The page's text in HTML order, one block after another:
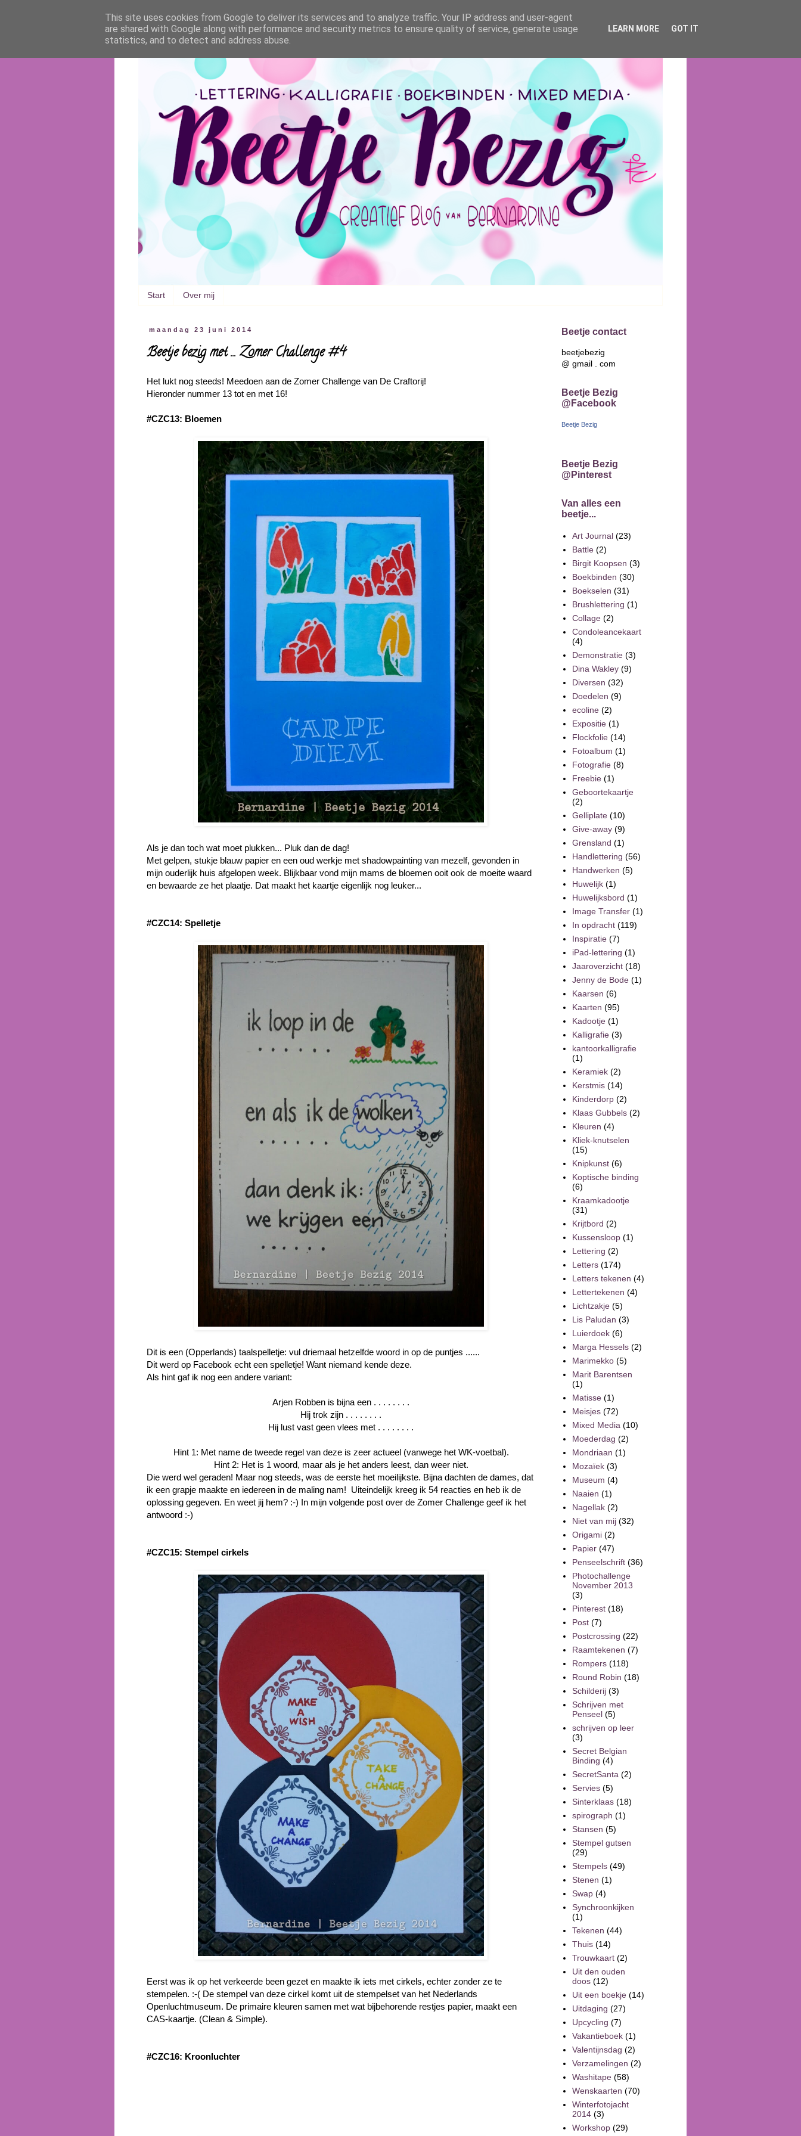
Start Over mij
maandag 23 juni 2014
Beetje bezig met ... Zomer Challenge #4
Het lukt nog steeds! Meedoen aan de Zomer Challenge van De Craftorij!
Hieronder nummer 13 tot en met 16!
#CZC13: Bloemen
Als je dan toch wat moet plukken... Pluk dan de dag!
Met gelpen, stukje blauw papier en een oud werkje met shadowpainting van mezelf, gevonden in
mijn ouderlijk huis afgelopen week. Blijkbaar vond mijn mams de bloemen ooit ook de moeite waard
en bewaarde ze het plaatje. Dat maakt het kaartje eigenlijk nog leuker...
#CZC14: Spelletje
Dit is een (Opperlands) taalspelletje: vul driemaal hetzelfde woord in op de puntjes ......
Dit werd op Facebook echt een spelletje! Want niemand kende deze.
Als hint gaf ik nog een andere variant:
Arjen Robben is bijna een . . . . . . . .
Hij trok zijn . . . . . . . .
Hij lust vast geen vlees met . . . . . . . .
Hint 1: Met name de tweede regel van deze is zeer actueel (vanwege het WK-voetbal).
Hint 2: Het is 1 woord, maar als je het anders leest, dan weer niet.
Die werd wel geraden! Maar nog steeds, was de eerste het moeilijkste. Bijna dachten de dames, dat
ik een grapje maakte en iedereen in de maling nam! Uiteindelijk kreeg ik 54 reacties en heb ik de
oplossing gegeven. En weet jij hem? :-) In mijn volgende post over de Zomer Challenge geef ik het
antwoord :-)
#CZC15: Stempel cirkels
Eerst was ik op het verkeerde been gezet en maakte ik iets met cirkels, echter zonder ze te
stempelen. :-( De stempel van deze cirkel komt uit de stempelset van het Nederlands
Openluchtmuseum. De primaire kleuren samen met wat bijbehorende restjes papier, maakt een
CAS-kaartje. (Clean & Simple).
#CZC16: Kroonluchter
Beetje contact
beetjebezig
@ gmail . com
Beetje Bezig
@Facebook
Beetje Bezig
Beetje Bezig
@Pinterest
Van alles een
beetje...
Art Journal (23)
Battle (2)
Birgit Koopsen (3)
Boekbinden (30)
Boekselen (31)
Brushlettering (1)
Collage (2)
Condoleancekaart
(4)
Demonstratie (3)
Dina Wakley (9)
Diversen (32)
Doedelen (9)
ecoline (2)
Expositie (1)
Flockfolie (14)
Fotoalbum (1)
Fotografie (8)
Freebie (1)
Geboortekaartje
(2)
Gelliplate (10)
Give-away (9)
Grensland (1)
Handlettering (56)
Handwerken (5)
Huwelijk (1)
Huwelijksbord (1)
Image Transfer (1)
In opdracht (119)
Inspiratie (7)
iPad-lettering (1)
Jaaroverzicht (18)
Jenny de Bode (1)
Kaarsen (6)
Kaarten (95)
Kadootje (1)
Kalligrafie (3)
kantoorkalligrafie
(1)
Keramiek (2)
Kerstmis (14)
Kinderdorp (2)
Klaas Gubbels (2)
Kleuren (4)
Kliek-knutselen
(15)
Knipkunst (6)
Koptische binding
(6)
Kraamkadootje
(31)
Krijtbord (2)
Kussensloop (1)
Lettering (2)
Letters (174)
Letters tekenen (4)
Lettertekenen (4)
Lichtzakje (5)
Lis Paludan (3)
Luierdoek (6)
Marga Hessels (2)
Marimekko (5)
Marit Barentsen
(1)
Matisse (1)
Meisjes (72)
Mixed Media (10)
Moederdag (2)
Mondriaan (1)
Mozaïek (3)
Museum (4)
Naaien (1)
Nagellak (2)
Niet van mij (32)
Origami (2)
Papier (47)
Penseelschrift (36)
Photochallenge
November 2013
(3)
Pinterest (18)
Post (7)
Postcrossing (22)
Raamtekenen (7)
Rompers (118)
Round Robin (18)
Schilderij (3)
Schrijven met
Penseel (5)
schrijven op leer
(3)
Secret Belgian
Binding (4)
SecretSanta (2)
Servies (5)
Sinterklaas (18)
spirograph (1)
Stansen (5)
Stempel gutsen
(29)
Stempels (49)
Stenen (1)
Swap (4)
Synchroonkijken
(1)
Tekenen (44)
Thuis (14)
Trouwkaart (2)
Uit den ouden
doos (12)
Uit een boekje (14)
Uitdaging (27)
Upcycling (7)
Vakantieboek (1)
Valentijnsdag (2)
Verzamelingen (2)
Washitape (58)
Wenskaarten (70)
Winterfotojacht
2014 (3)
Workshop (29)
This site uses cookies from Google to deliver its services and to analyze traffic. Your IP address and user-agent
are shared with Google along with performance and security metrics to ensure quality of service, generate usage
statistics, and to detect and address abuse.
LEARN MORE GOT IT